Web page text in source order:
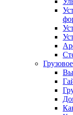
Грузовое